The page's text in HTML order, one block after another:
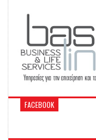
FACEBOOK